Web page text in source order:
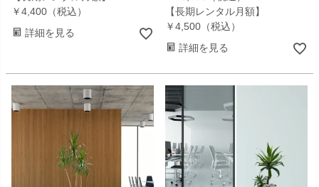
￥4,400（税込）
詳細を見る
【長期レンタル月額】
￥4,500（税込）
詳細を見る